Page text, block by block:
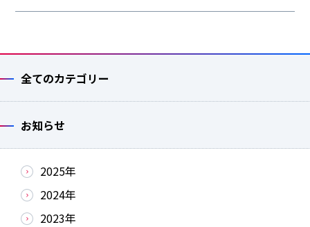
全てのカテゴリー
お知らせ
2025年
2024年
2023年